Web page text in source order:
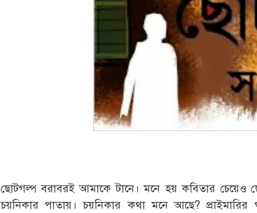
ছোটগল্প বরাবরই আমাকে টানে। মনে হয় কবিতার
চয়নিকার পাতায়। চয়নিকার কথা মনে আছে?